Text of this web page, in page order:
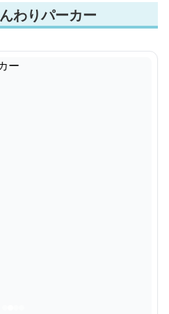
わりパーカー